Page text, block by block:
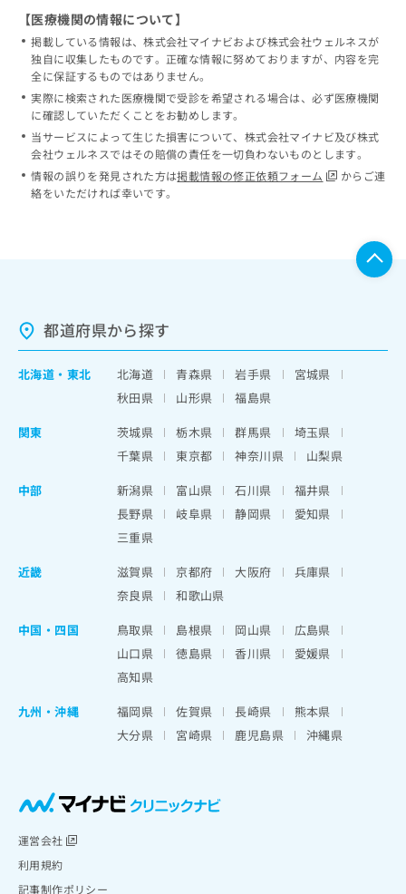
【医療機関の情報について】
掲載している情報は、株式会社マイナビおよび株式会社ウェルネスが
独自に収集したものです。正確な情報に努めておりますが、内容を完
全に保証するものではありません。
実際に検索された医療機関で受診を希望される場合は、必ず医療機関
に確認していただくことをお勧めします。
当サービスによって生じた損害について、株式会社マイナビ及び株式
会社ウェルネスではその賠償の責任を一切負わないものとします。
情報の誤りを発見された方は掲載情報の修正依頼フォーム
からご連
絡をいただければ幸いです。
都道府県から探す
北海道 ・ 東北 北海道 青森県 岩手県
宮城県
秋田県
山形県
福島県
関東
茨城県 栃木県 群馬県
埼玉県
千葉県
東京都 神奈川県
山梨県
中部
新潟県 富山県 石川県
福井県
長野県
岐阜県 静岡県
愛知県
三重県
近畿
滋賀県 京都府 大阪府
兵庫県
奈良県
和歌山県
中国・四国
鳥取県 島根県 岡山県
広島県
山口県
徳島県 香川県
愛媛県
高知県
九州・沖縄
福岡県 佐賀県 長崎県
熊本県
大分県
宮崎県 鹿児島県 沖縄県
運営会社
利用規約
記事制作ポリシー